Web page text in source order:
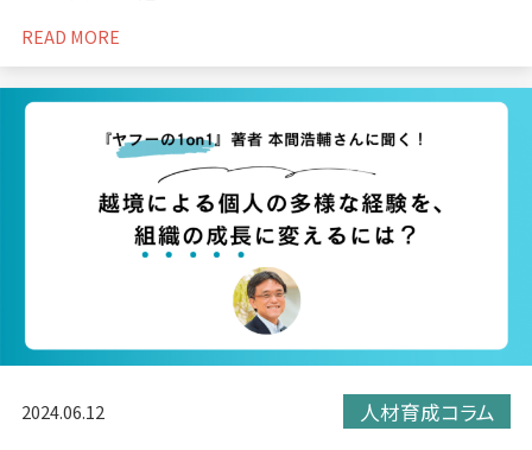
READ MORE
2024.06.12 人材育成コラム